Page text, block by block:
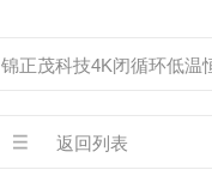
锦正茂科技4K闭循环低温
返回列表